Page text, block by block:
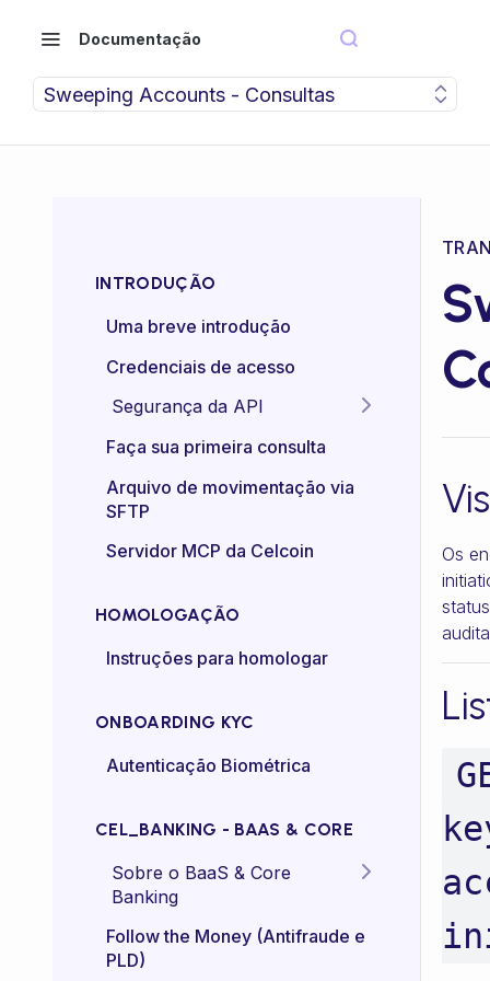
Documentação
Sweeping Accounts - Consultas
INTRODUÇÃO
Uma breve introdução
Credenciais de acesso
Segurança da API
Idempotência das APIs
Certificado mTLS
control)
Faça sua primeira consulta
Arquivo de movimentação via
SFTP
Servidor MCP da Celcoin
HOMOLOGAÇÃO
Instruções para homologar
ONBOARDING KYC
Autenticação Biométrica
CEL_BANKING - BAAS & CORE
Sobre o BaaS & Core
Banking
FAQs
Follow the Money (Antifraude e
PLD)
Os